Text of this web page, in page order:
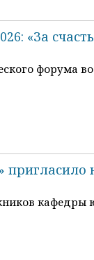
«За
форума
кафедры